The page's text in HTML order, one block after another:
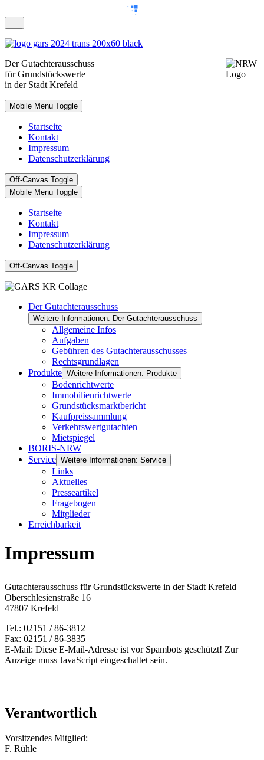
DerGutachterausschuss
für Grundstückswerte
in der Stadt Krefeld
Mobile Menu Toggle
Startseite
Kontakt
Impressum
Datenschutzerklärung
Off-Canvas Toggle
Mobile Menu Toggle
Startseite
Kontakt
Impressum
Datenschutzerklärung
Off-Canvas Toggle
Der Gutachterausschuss
Weitere Informationen: Der Gutachterausschuss
Allgemeine Infos
Aufgaben
Gebühren des Gutachterausschusses
Rechtsgrundlagen
Produkte Weitere Informationen: Produkte
Bodenrichtwerte
Immobilienrichtwerte
Grundstücksmarktbericht
Kaufpreissammlung
Verkehrswertgutachten
Mietspiegel
BORIS-NRW
Service Weitere Informationen: Service
Links
Aktuelles
Presseartikel
Fragebogen
Mitglieder
Erreichbarkeit
Impressum
Gutachterausschuss für Grundstückswerte in der Stadt Krefeld
Oberschlesienstraße 16
47807 Krefeld
Tel.: 02151 / 86-3812
Fax: 02151 / 86-3835
E-Mail: Diese E-Mail-Adresse ist vor Spambots geschützt! Zur
Anzeige muss JavaScript eingeschaltet sein.
Verantwortlich
Vorsitzendes Mitglied:
F. Rühle